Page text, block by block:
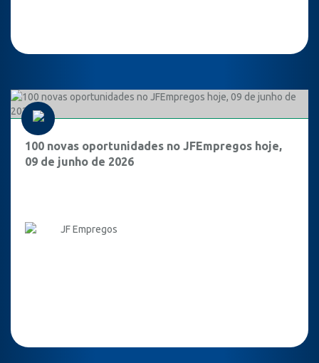
100 novas oportunidades no JFEmpregos hoje,
09 de junho de 2026
JF Empregos